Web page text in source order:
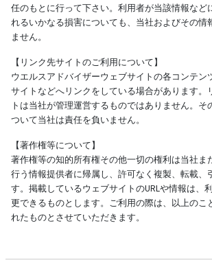
任のもとに行って下さい。利用者が当該情報など
れるいかなる損害についても、当社およびその情
ません。
【リンク先サイトのご利用について】
ウエルスアドバイザーウェブサイトの各コンテン
サイトなどへリンクをしている場合があります。
トは当社が管理運営するものではありません。そ
ついて当社は責任を負いません。
【著作権等について】
著作権等の知的所有権その他一切の権利は当社ま
行う情報提供者に帰属し、許可なく複製、転載、
す。掲載しているウェブサイトのURLや情報は、
更できるものとします。ご利用の際は、以上のこ
れたものとさせていただきます。